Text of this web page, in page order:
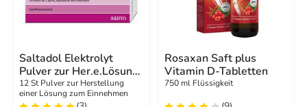
Saltadol Elektrolyt
Pulver zur Her.e.Lösung
zum Einnehmen
12 St Pulver zur Herstellung
einer Lösung zum Einnehmen
Rosaxan Saft plus
Vitamin D-Tabletten
750 ml Flüssigkeit